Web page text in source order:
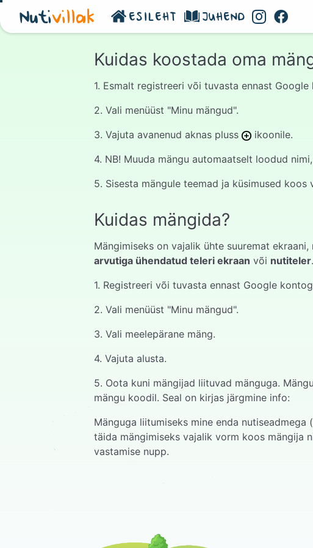
Nutivillak ESILEHT JUHEND
Kuidas koostada oma
1. Esmalt registreeri või tuvasta ennast Google
2. Vali menüüst "Minu mängud".
3. Vajuta avanenud aknas pluss
ikoonile.
4. NB! Muuda mängu automaatselt loodud
5. Sisesta mängule teemad ja küsimused
Kuidas mängida?
Mängimiseks on vajalik ühte suuremat
arvutiga ühendatud teleri ekraan või nutiteler.
1. Registreeri või tuvasta ennast Google
2. Vali menüüst "Minu mängud".
3. Vali meelepärane mäng.
4. Vajuta alusta.
5. Oota kuni mängijad liituvad mänguga.
mängu koodil. Seal on kirjas järgmine info:
Mänguga liitumiseks mine enda
täida mängimiseks vajalik vorm koos mängija
vastamise nupp.
6. Kui mängijad on liitunud, võib valida esimese
8. Esimene vastamisõigus on kiireimal